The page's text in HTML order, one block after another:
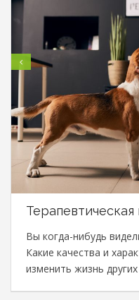
Терапевтическая
Вы когда-нибудь
Какие качества и
изменить жизнь